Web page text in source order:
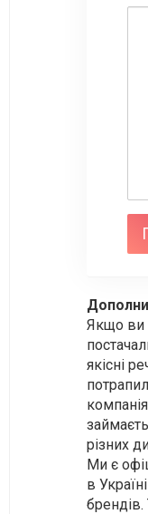
Якщо ви
якісні
різних
Ми є
в